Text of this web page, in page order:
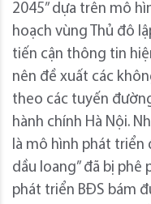
2045” dựa trên mô
hoạch vùng Thủ đô
tiến cận thông tin
nên đề xuất các
theo các tuyến
hành chính Hà Nội.
là mô hình phát triển
dầu loang” đã bị phê
phát triển BĐS bám